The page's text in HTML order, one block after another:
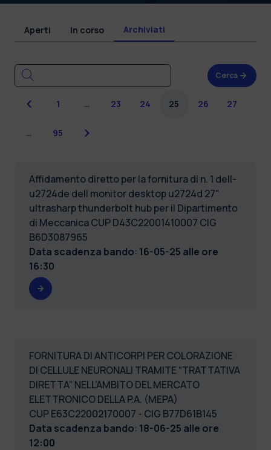
Aperti In corso Archiviati
Cerca
Precedente
1 … 23 24 25 26 27
… 95 Successiva
Affidamento diretto per la fornitura di n. 1 dell-
u2724de dell monitor desktop u2724d 27"
ultrasharp thunderbolt hub per il Dipartimento
di Meccanica CUP D43C22001410007 CIG
B6D3087965
Data scadenza bando: 16-05-25 alle ore
16:30
FORNITURA DI ANTICORPI PER COLORAZIONE
DI CELLULE NEURONALI TRAMITE “TRATTATIVA
DIRETTA” NELL’AMBITO DEL MERCATO
ELETTRONICO DELLA P.A. (MEPA)
CUP E63C22002170007 - CIG B77D61B145
Data scadenza bando: 18-06-25 alle ore
12:00